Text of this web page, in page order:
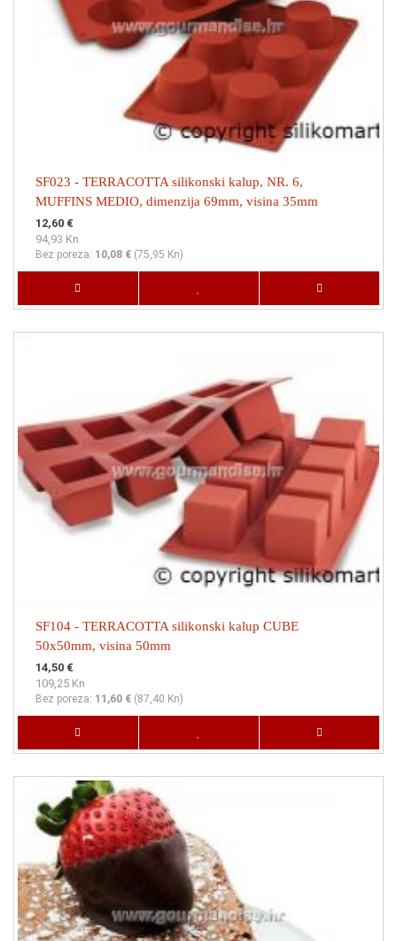
SF023 - TERRACOTTA silikonski kalup, NR. 6,
MUFFINS MEDIO, dimenzija 69mm, visina 35mm
12,60 €
94,93 Kn
Bez poreza: 10,08 € (75,95 Kn)
SF104 - TERRACOTTA silikonski kalup CUBE
50x50mm, visina 50mm
14,50 €
109,25 Kn
Bez poreza: 11,60 € (87,40 Kn)